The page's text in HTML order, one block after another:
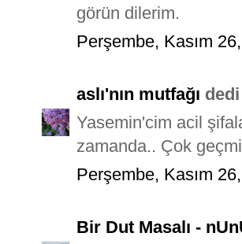
görün dilerim.
Perşembe, Kasım
aslı'nın mutfağı
Yasemin'cim acil
zamanda.. Çok
Perşembe, Kasım
Bir Dut Masalı -